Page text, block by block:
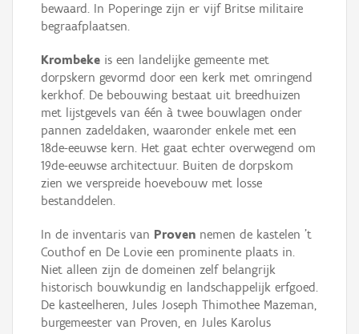
bewaard. In Poperinge zijn er vijf Britse militaire
begraafplaatsen.
Krombeke is een landelijke gemeente met
dorpskern gevormd door een kerk met omringend
kerkhof. De bebouwing bestaat uit breedhuizen
met lijstgevels van één à twee bouwlagen onder
pannen zadeldaken, waaronder enkele met een
18de-eeuwse kern. Het gaat echter overwegend om
19de-eeuwse architectuur. Buiten de dorpskom
zien we verspreide hoevebouw met losse
bestanddelen.
In de inventaris van Proven nemen de kastelen ’t
Couthof en De Lovie een prominente plaats in.
Niet alleen zijn de domeinen zelf belangrijk
historisch bouwkundig en landschappelijk erfgoed.
De kasteelheren, Jules Joseph Thimothee Mazeman,
burgemeester van Proven, en Jules Karolus